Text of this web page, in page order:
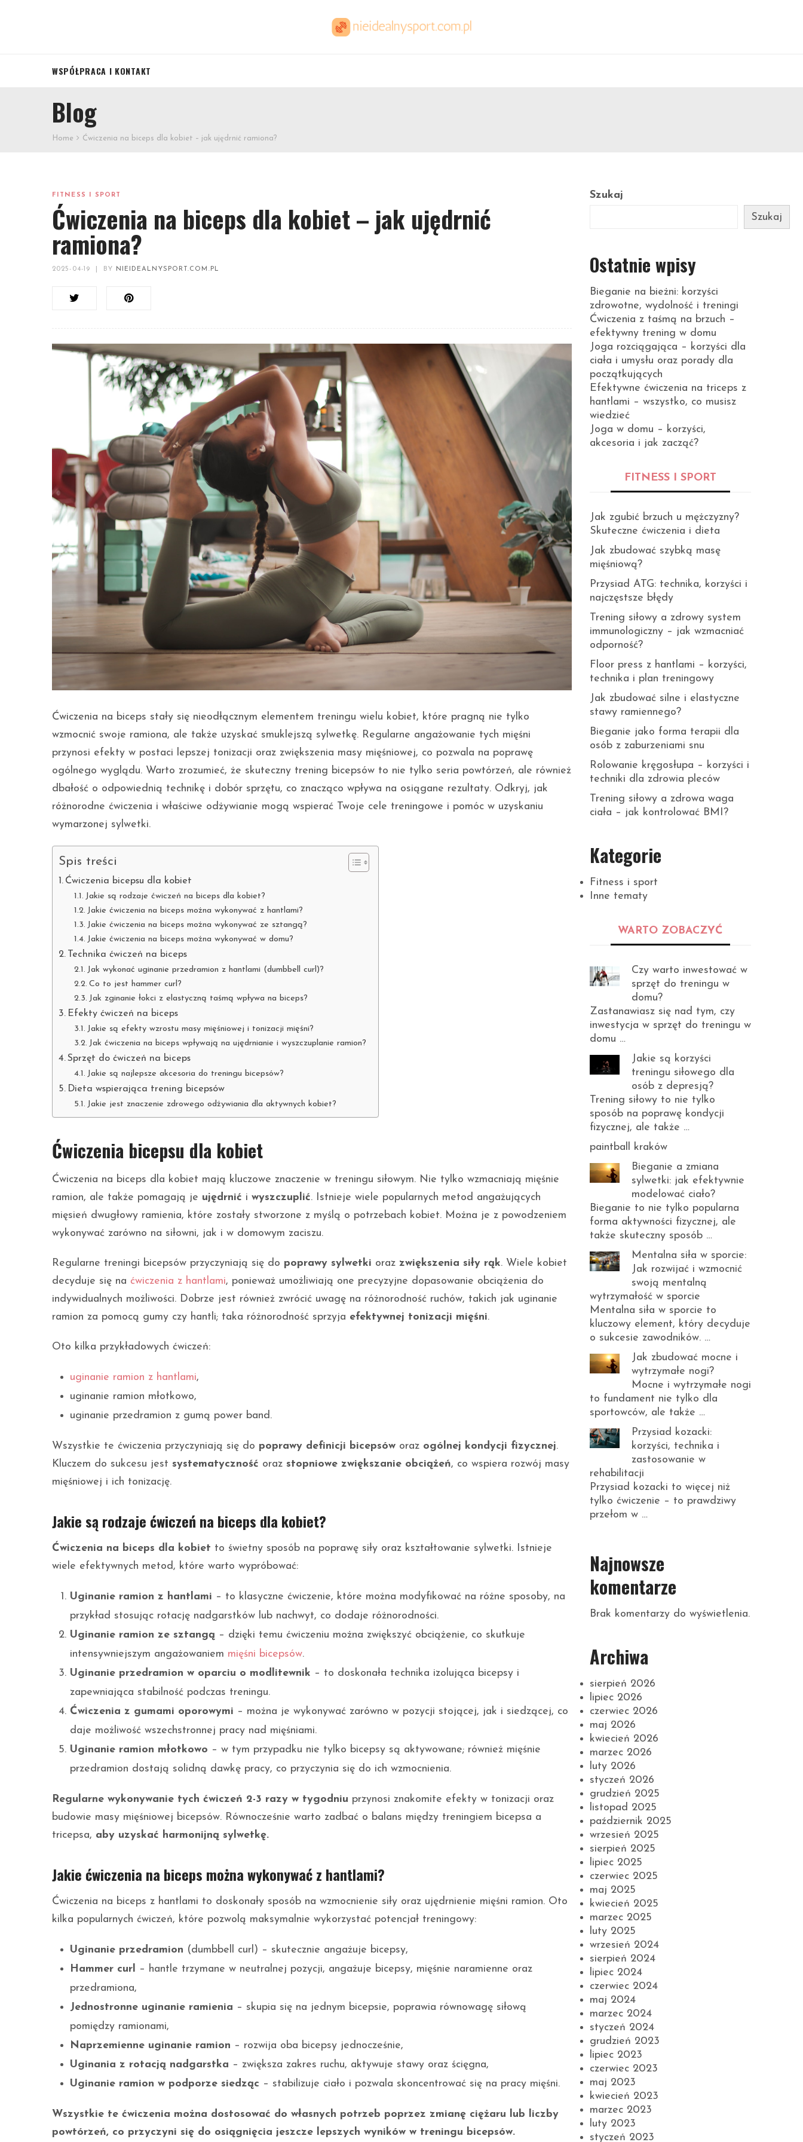
WSPÓŁPRACA I KONTAKT
Blog
Home Ćwiczenia na biceps dla kobiet – jak ujędrnić ramiona?
FITNESS I SPORT
Ćwiczenia na biceps dla kobiet – jak ujędrnić
ramiona?
2025-04-19 BY NIEIDEALNYSPORT.COM.PL
Ćwiczenia na biceps stały się nieodłącznym elementem treningu wielu kobiet, które pragną nie tylko
wzmocnić swoje ramiona, ale także uzyskać smuklejszą sylwetkę. Regularne angażowanie tych mięśni
przynosi efekty w postaci lepszej tonizacji oraz zwiększenia masy mięśniowej, co pozwala na poprawę
ogólnego wyglądu. Warto zrozumieć, że skuteczny trening bicepsów to nie tylko seria powtórzeń, ale również
dbałość o odpowiednią technikę i dobór sprzętu, co znacząco wpływa na osiągane rezultaty. Odkryj, jak
różnorodne ćwiczenia i właściwe odżywianie mogą wspierać Twoje cele treningowe i pomóc w uzyskaniu
wymarzonej sylwetki.
Spis treści
Ćwiczenia bicepsu dla kobiet
Jakie są rodzaje ćwiczeń na biceps dla kobiet?
Jakie ćwiczenia na biceps można wykonywać z hantlami?
Jakie ćwiczenia na biceps można wykonywać ze sztangą?
Jakie ćwiczenia na biceps można wykonywać w domu?
Technika ćwiczeń na biceps
Jak wykonać uginanie przedramion z hantlami (dumbbell curl)?
Co to jest hammer curl?
Jak zginanie łokci z elastyczną taśmą wpływa na biceps?
Efekty ćwiczeń na biceps
Jakie są efekty wzrostu masy mięśniowej i tonizacji mięśni?
Jak ćwiczenia na biceps wpływają na ujędrnianie i wyszczuplanie ramion?
Sprzęt do ćwiczeń na biceps
Jakie są najlepsze akcesoria do treningu bicepsów?
Dieta wspierająca trening bicepsów
Jakie jest znaczenie zdrowego odżywiania dla aktywnych kobiet?
Ćwiczenia bicepsu dla kobiet
Ćwiczenia na biceps dla kobiet mają kluczowe znaczenie w treningu siłowym. Nie tylko wzmacniają mięśnie
ramion, ale także pomagają je ujędrnić i wyszczuplić. Istnieje wiele popularnych metod angażujących
mięsień dwugłowy ramienia, które zostały stworzone z myślą o potrzebach kobiet. Można je z powodzeniem
wykonywać zarówno na siłowni, jak i w domowym zaciszu.
Regularne treningi bicepsów przyczyniają się do poprawy sylwetki oraz zwiększenia siły rąk. Wiele kobiet
decyduje się na ćwiczenia z hantlami, ponieważ umożliwiają one precyzyjne dopasowanie obciążenia do
indywidualnych możliwości. Dobrze jest również zwrócić uwagę na różnorodność ruchów, takich jak uginanie
ramion za pomocą gumy czy hantli; taka różnorodność sprzyja efektywnej tonizacji mięśni.
Oto kilka przykładowych ćwiczeń:
uginanie ramion z hantlami,
uginanie ramion młotkowo,
uginanie przedramion z gumą power band.
Wszystkie te ćwiczenia przyczyniają się do poprawy definicji bicepsów oraz ogólnej kondycji fizycznej.
Kluczem do sukcesu jest systematyczność oraz stopniowe zwiększanie obciążeń, co wspiera rozwój masy
mięśniowej i ich tonizację.
Jakie są rodzaje ćwiczeń na biceps dla kobiet?
Ćwiczenia na biceps dla kobiet to świetny sposób na poprawę siły oraz kształtowanie sylwetki. Istnieje
wiele efektywnych metod, które warto wypróbować:
Uginanie ramion z hantlami – to klasyczne ćwiczenie, które można modyfikować na różne sposoby, na
przykład stosując rotację nadgarstków lub nachwyt, co dodaje różnorodności.
Uginanie ramion ze sztangą – dzięki temu ćwiczeniu można zwiększyć obciążenie, co skutkuje
intensywniejszym angażowaniem mięśni bicepsów.
Uginanie przedramion w oparciu o modlitewnik – to doskonała technika izolująca bicepsy i
zapewniająca stabilność podczas treningu.
Ćwiczenia z gumami oporowymi – można je wykonywać zarówno w pozycji stojącej, jak i siedzącej, co
daje możliwość wszechstronnej pracy nad mięśniami.
Uginanie ramion młotkowo – w tym przypadku nie tylko bicepsy są aktywowane; również mięśnie
przedramion dostają solidną dawkę pracy, co przyczynia się do ich wzmocnienia.
Regularne wykonywanie tych ćwiczeń 2-3 razy w tygodniu przynosi znakomite efekty w tonizacji oraz
budowie masy mięśniowej bicepsów. Równocześnie warto zadbać o balans między treningiem bicepsa a
tricepsa, aby uzyskać harmonijną sylwetkę.
Jakie ćwiczenia na biceps można wykonywać z hantlami?
Ćwiczenia na biceps z hantlami to doskonały sposób na wzmocnienie siły oraz ujędrnienie mięśni ramion. Oto
kilka popularnych ćwiczeń, które pozwolą maksymalnie wykorzystać potencjał treningowy:
Uginanie przedramion (dumbbell curl) – skutecznie angażuje bicepsy,
Hammer curl – hantle trzymane w neutralnej pozycji, angażuje bicepsy, mięśnie naramienne oraz
przedramiona,
Jednostronne uginanie ramienia – skupia się na jednym bicepsie, poprawia równowagę siłową
pomiędzy ramionami,
Naprzemienne uginanie ramion – rozwija oba bicepsy jednocześnie,
Uginania z rotacją nadgarstka – zwiększa zakres ruchu, aktywuje stawy oraz ścięgna,
Uginanie ramion w podporze siedząc – stabilizuje ciało i pozwala skoncentrować się na pracy mięśni.
Wszystkie te ćwiczenia można dostosować do własnych potrzeb poprzez zmianę ciężaru lub liczby
powtórzeń, co przyczyni się do osiągnięcia jeszcze lepszych wyników w treningu bicepsów.
Szukaj
Szukaj
Ostatnie wpisy
Bieganie na bieżni: korzyści
zdrowotne, wydolność i treningi
Ćwiczenia z taśmą na brzuch –
efektywny trening w domu
Joga rozciągająca – korzyści dla
ciała i umysłu oraz porady dla
początkujących
Efektywne ćwiczenia na triceps z
hantlami – wszystko, co musisz
wiedzieć
Joga w domu – korzyści,
akcesoria i jak zacząć?
FITNESS I SPORT
Jak zgubić brzuch u mężczyzny?
Skuteczne ćwiczenia i dieta
Jak zbudować szybką masę
mięśniową?
Przysiad ATG: technika, korzyści i
najczęstsze błędy
Trening siłowy a zdrowy system
immunologiczny – jak wzmacniać
odporność?
Floor press z hantlami – korzyści,
technika i plan treningowy
Jak zbudować silne i elastyczne
stawy ramiennego?
Bieganie jako forma terapii dla
osób z zaburzeniami snu
Rolowanie kręgosłupa – korzyści i
techniki dla zdrowia pleców
Trening siłowy a zdrowa waga
ciała – jak kontrolować BMI?
Kategorie
Fitness i sport
Inne tematy
WARTO ZOBACZYĆ
Czy warto inwestować w
sprzęt do treningu w
domu?
Zastanawiasz się nad tym, czy
inwestycja w sprzęt do treningu w
domu …
Jakie są korzyści
treningu siłowego dla
osób z depresją?
Trening siłowy to nie tylko
sposób na poprawę kondycji
fizycznej, ale także …
paintball kraków
Bieganie a zmiana
sylwetki: jak efektywnie
modelować ciało?
Bieganie to nie tylko popularna
forma aktywności fizycznej, ale
także skuteczny sposób …
Mentalna siła w sporcie:
Jak rozwijać i wzmocnić
swoją mentalną
wytrzymałość w sporcie
Mentalna siła w sporcie to
kluczowy element, który decyduje
o sukcesie zawodników. …
Jak zbudować mocne i
wytrzymałe nogi?
Mocne i wytrzymałe nogi
to fundament nie tylko dla
sportowców, ale także …
Przysiad kozacki:
korzyści, technika i
zastosowanie w
rehabilitacji
Przysiad kozacki to więcej niż
tylko ćwiczenie – to prawdziwy
przełom w …
Najnowsze
komentarze
Brak komentarzy do wyświetlenia.
Archiwa
sierpień 2026
lipiec 2026
czerwiec 2026
maj 2026
kwiecień 2026
marzec 2026
luty 2026
styczeń 2026
grudzień 2025
listopad 2025
październik 2025
wrzesień 2025
sierpień 2025
lipiec 2025
czerwiec 2025
maj 2025
kwiecień 2025
marzec 2025
luty 2025
wrzesień 2024
sierpień 2024
lipiec 2024
czerwiec 2024
maj 2024
marzec 2024
styczeń 2024
grudzień 2023
lipiec 2023
czerwiec 2023
maj 2023
kwiecień 2023
marzec 2023
luty 2023
styczeń 2023